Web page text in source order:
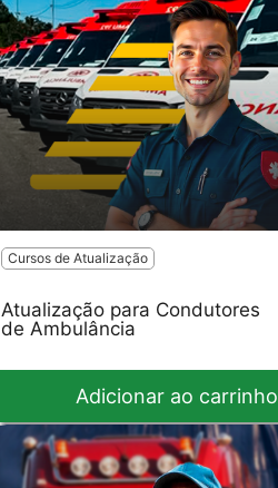
Cursos de Atualização
Atualização para Condutores
de Ambulância
Adicionar ao carrinho